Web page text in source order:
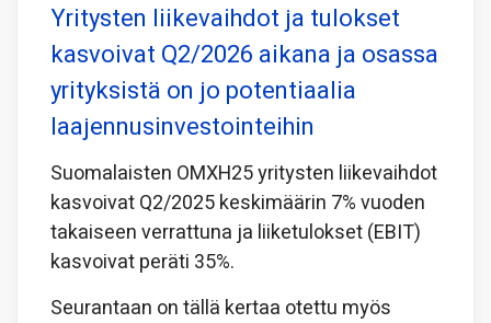
Yritysten liikevaihdot ja tulokset
kasvoivat Q2/2026 aikana ja osassa
yrityksistä on jo potentiaalia
laajennusinvestointeihin
Suomalaisten OMXH25 yritysten liikevaihdot
kasvoivat Q2/2025 keskimäärin 7% vuoden
takaiseen verrattuna ja liiketulokset (EBIT)
kasvoivat peräti 35%.
Seurantaan on tällä kertaa otettu myös